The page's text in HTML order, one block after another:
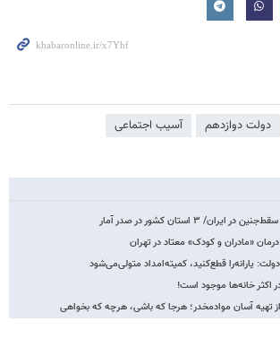
دولت دوازدهم آسیب اجتماعی
۳ استان کشور در صدر آمار
درمان «مادران و کودک» معتاد در تهران
یارانه‌را قطع‌کنید، کمیته‌امداد متولی‌می‌شود
اکثر خانه‌ها موجود است!
تهیه آسان موادمخدر؛ هرجا که باشی، هرچه که بخواهی